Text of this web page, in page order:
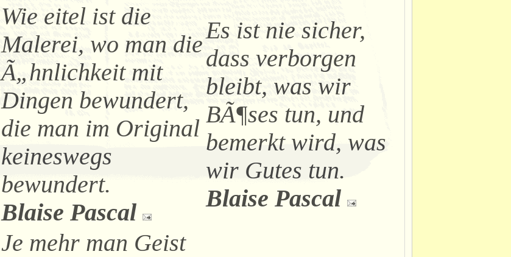
Wie eitel ist die
Malerei, wo man die
Ã„hnlichkeit mit
Dingen bewundert,
die man im Original
keineswegs
bewundert.
Blaise Pascal
Es ist nie sicher,
dass verborgen
bleibt, was wir
BÃ¶ses tun, und
bemerkt wird, was
wir Gutes tun.
Blaise Pascal
Je mehr man Geist